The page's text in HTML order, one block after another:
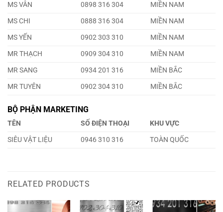
MS VÂN
0898 316 304
MIỀN NAM
MS CHI
0888 316 304
MIỀN NAM
MS YẾN
0902 303 310
MIỀN NAM
MR THẠCH
0909 304 310
MIỀN NAM
MR SANG
0934 201 316
MIỀN BẮC
MR TUYÊN
0902 304 310 MIỀN BẮC
BỘ PHẬN MARKETING
TÊN SỐ ĐIỆN THOẠI
KHU VỰC
SIÊU VẬT LIỆU
0946 310 316 TOÀN QUỐC
RELATED PRODUCTS